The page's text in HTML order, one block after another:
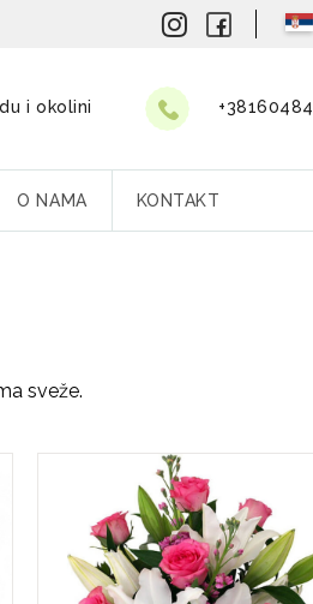
i okolini
O NAMA KONTAKT
sveže.